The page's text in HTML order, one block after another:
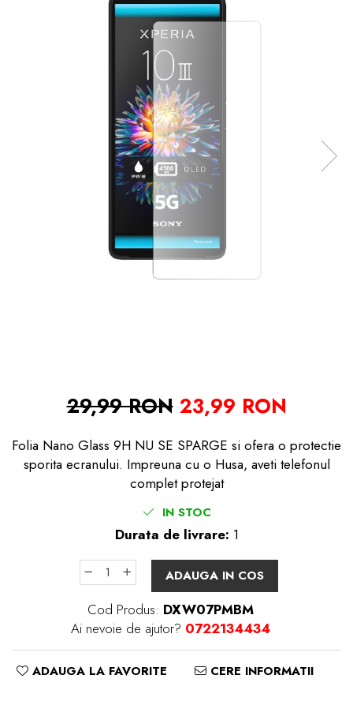
29,99 RON 23,99 RON
Folia Nano Glass 9H NU SE SPARGE si ofera o protectie
sporita ecranului. Impreuna cu o Husa, aveti telefonul
complet protejat
IN STOC
Durata de livrare: 1
ADAUGA IN COS
Cod Produs: DXW07PMBM
Ai nevoie de ajutor? 0722134434
ADAUGA LA FAVORITE CERE INFORMATII